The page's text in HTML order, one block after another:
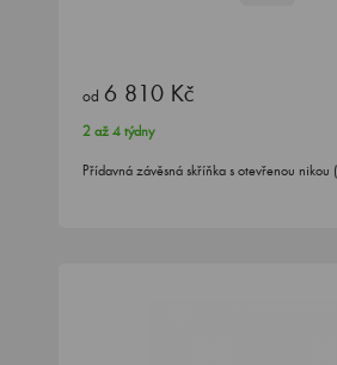
od 6 810 Kč
2 až 4 týdny
Přídavná závěsná skříňka s otevřenou